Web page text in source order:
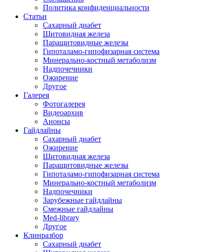
Политика конфиденциальности
Статьи
Сахарный диабет
Щитовидная железа
Паращитовидные железы
Гипоталамо-гипофизарная система
Минерально-костный метаболизм
Надпочечники
Ожирение
Другое
Галерея
Фотогалерея
Видеоархив
Анонсы
Гайдлайны
Сахарный диабет
Ожирение
Щитовидная железа
Паращитовидные железы
Гипоталамо-гипофизарная система
Минерально-костный метаболизм
Надпочечники
Зарубежные гайдлайны
Смежные гайдлайны
Med-library
Другое
Клинразбор
Сахарный диабет